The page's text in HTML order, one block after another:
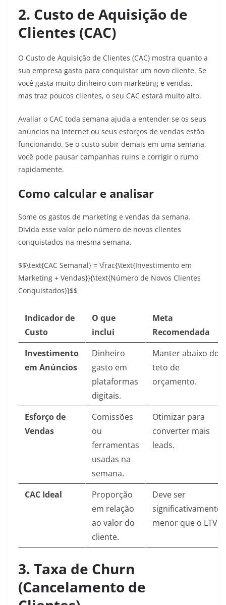
2. Custo de Aquisição de
Clientes (CAC)
O Custo de Aquisição de Clientes (CAC) mostra quanto a
sua empresa gasta para conquistar um novo cliente. Se
você gasta muito dinheiro com marketing e vendas,
mas traz poucos clientes, o seu CAC estará muito alto.
Avaliar o CAC toda semana ajuda a entender se os seus
anúncios na internet ou seus esforços de vendas estão
funcionando. Se o custo subir demais em uma semana,
você pode pausar campanhas ruins e corrigir o rumo
rapidamente.
Como calcular e analisar
Some os gastos de marketing e vendas da semana.
Divida esse valor pelo número de novos clientes
conquistados na mesma semana.
$$\text{CAC Semanal} = \frac{\text{Investimento em
Marketing + Vendas}}{\text{Número de Novos Clientes
Conquistados}}$$
Indicador de
Custo
O que
inclui
Meta
Recomendada
Investimento
em Anúncios
Dinheiro
gasto em
plataformas
digitais.
Manter abaixo do
teto de
orçamento.
Esforço de
Vendas
Comissões
ou
ferramentas
usadas na
semana.
Otimizar para
converter mais
leads.
CAC Ideal
Proporção
em relação
ao valor do
cliente.
Deve ser
significativamente
menor que o LTV.
3. Taxa de Churn
(Cancelamento de